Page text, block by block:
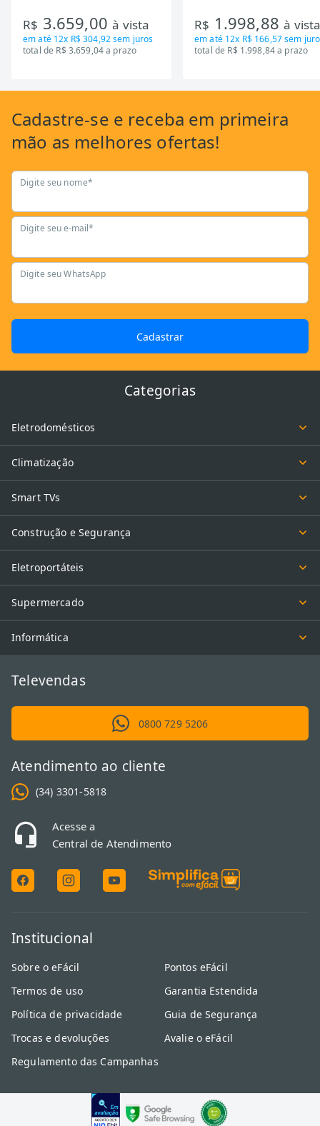
RT650EVK463)
R$ 3.659,00à vista
em até 12x R$ 304,92sem juros
total de R$ 3.659,04 a prazo
Mecanica GSB13HBTA-PT
R$ 1.998,88à
em até 12x R$ 166,57sem
total de R$ 1.998,84 a prazo
Cadastre-se e receba em primeira
mão as melhores ofertas!
Digite seu nome*
Digite seu e-mail*
Digite seu WhatsApp
Cadastrar
Categorias
Eletrodomésticos
Climatização
Smart TVs
Construção e Segurança
Eletroportáteis
Supermercado
Informática
Televendas
0800 729 5206
Atendimento ao cliente
(34) 3301-5818
Acesse a
Central de Atendimento
Institucional
Sobre o eFácil
Termos de uso
Política de privacidade
Trocas e devoluções
Regulamento das Campanhas
Pontos eFácil
Garantia Estendida
Guia de Segurança
Avalie o eFácil